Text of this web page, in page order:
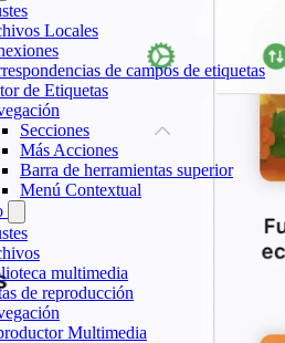
Locales
de campos de etiquetas
de Etiquetas
Secciones
Más Acciones
Barra de herramientas superior
Menú Contextual
multimedia
de reproducción
Multimedia